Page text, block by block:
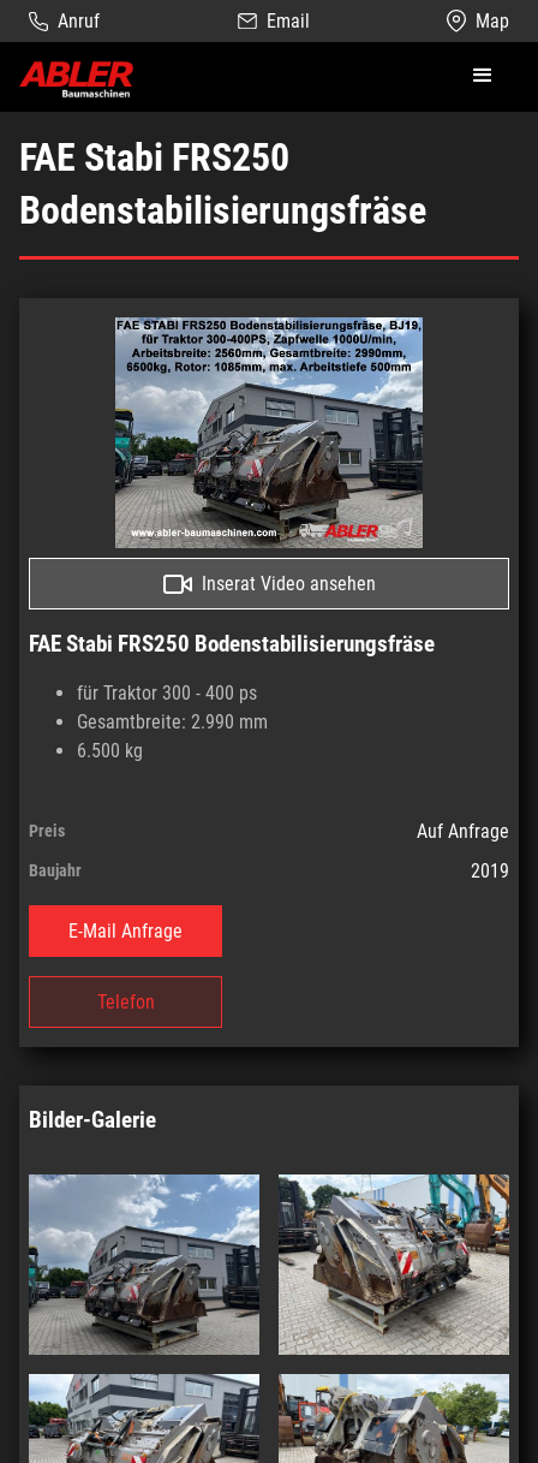
Anruf Email Map
FAE Stabi FRS250
Bodenstabilisierungsfräse
Inserat Video ansehen
FAE Stabi FRS250 Bodenstabilisierungsfräse
für Traktor 300 - 400 ps
Gesamtbreite: 2.990 mm
6.500 kg
Preis Auf Anfrage
Baujahr 2019
E-Mail Anfrage
Telefon
Bilder-Galerie